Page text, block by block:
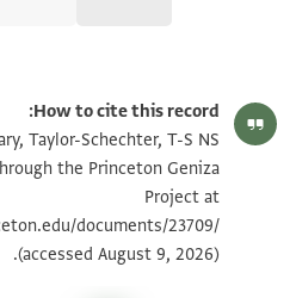
T-S NS 157.36 1v
תנאי היתר שימוש בתצלום
How to cite this record:
Taylor-Schechter, T-S NS
the Princeton Geniza
Project at
documents/23709/
(accessed August 9, 2026).